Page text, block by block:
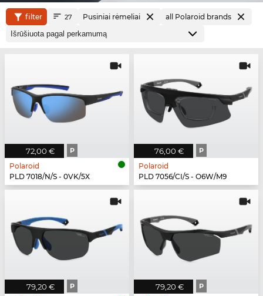
filter 27 Pusiniai rėmeliai all Polaroid brands
72,00 € P
Polaroid
PLD 7018/N/S - 0VK/5X
76,00 € P
Polaroid
PLD 7056/CI/S - O6W/M9
79,20 € P 79,20 € P